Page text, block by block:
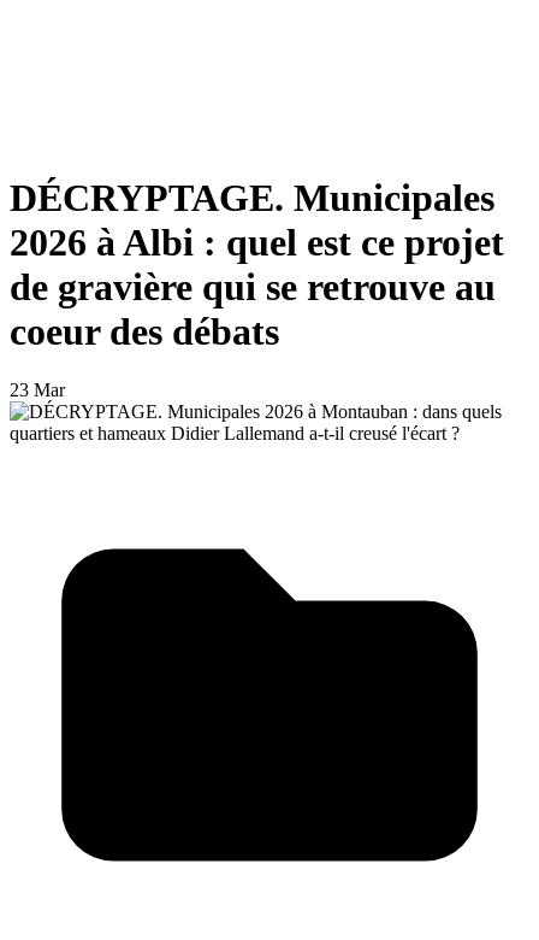
DÉCRYPTAGE. Municipales
2026 à Albi : quel est ce projet
de gravière qui se retrouve au
coeur des débats
23 Mar